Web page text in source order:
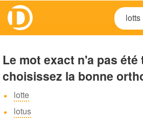
Le mot exact n'a pas été
choisissez la bonne
lotte
lotus